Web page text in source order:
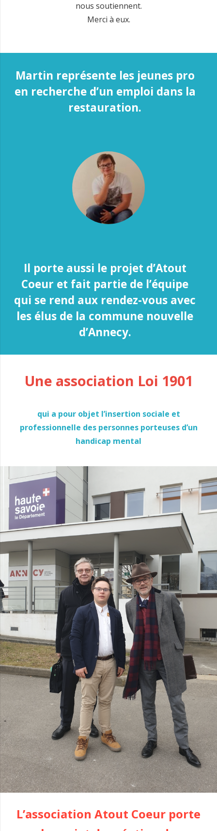
nous soutiennent.
Merci à eux.
Martin représente les jeunes pro
en recherche d’un emploi dans la
restauration.
Il porte aussi le projet d’Atout
Coeur et fait partie de l’équipe
qui se rend aux rendez-vous avec
les élus de la commune nouvelle
d’Annecy.
Une association Loi 1901
qui a pour objet l’insertion sociale et
professionnelle des personnes porteuses d’un
handicap mental
L’association Atout Coeur porte